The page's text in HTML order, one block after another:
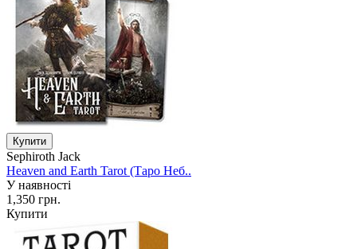
Sephiroth Jack
Heaven and Earth Tarot (Таро Неб..
У наявності
1,350 грн.
Купити